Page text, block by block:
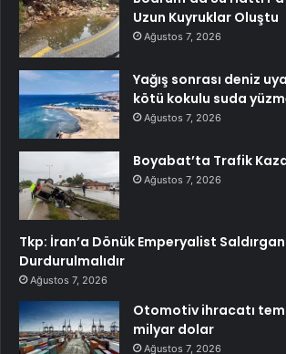
Uzun Kuyruklar Oluştu
Ağustos 7, 2026
Yağış sonrası deniz
kötü kokulu suda
Ağustos 7, 2026
Boyabat’ta Trafik
Ağustos 7, 2026
Tkp: İran’a Dönük Emperyalist
Durdurulmalıdır
Ağustos 7, 2026
Otomotiv ihracatı
milyar dolar
Ağustos 7, 2026